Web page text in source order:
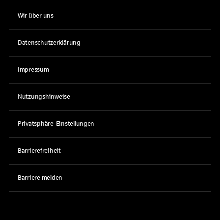
Wir über uns
Datenschutzerklärung
Impressum
Nutzungshinweise
Privatsphäre-Einstellungen
Barrierefreiheit
Barriere melden